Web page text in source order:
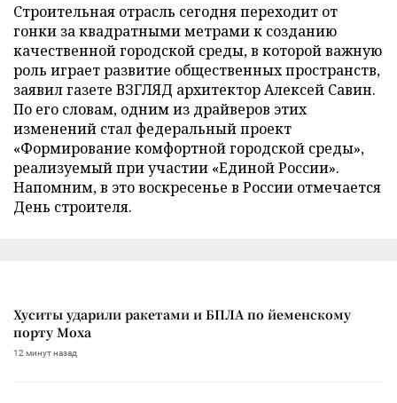
Строительная отрасль сегодня переходит от
гонки за квадратными метрами к созданию
качественной городской среды, в которой важную
роль играет развитие общественных пространств,
заявил газете ВЗГЛЯД архитектор Алексей Савин.
По его словам, одним из драйверов этих
изменений стал федеральный проект
«Формирование комфортной городской среды»,
реализуемый при участии «Единой России».
Напомним, в это воскресенье в России отмечается
День строителя.
Хуситы ударили ракетами и БПЛА по йеменскому
порту Моха
12 минут назад